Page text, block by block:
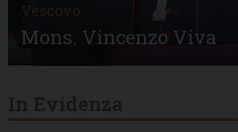
Vescovo
Mons. Vincenzo Viva